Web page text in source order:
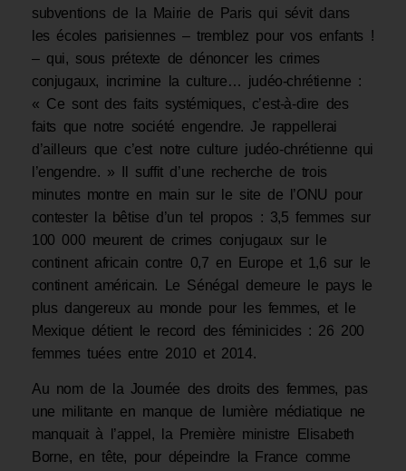
subventions de la Mairie de Paris qui sévit dans
les écoles parisiennes – tremblez pour vos enfants !
– qui, sous prétexte de dénoncer les crimes
conjugaux, incrimine la culture… judéo-chrétienne :
« Ce sont des faits systémiques, c’est-à-dire des
faits que notre société engendre. Je rappellerai
d’ailleurs que c’est notre culture judéo-chrétienne qui
l’engendre. » Il suffit d’une recherche de trois
minutes montre en main sur le site de l’ONU pour
contester la bêtise d’un tel propos : 3,5 femmes sur
100 000 meurent de crimes conjugaux sur le
continent africain contre 0,7 en Europe et 1,6 sur le
continent américain. Le Sénégal demeure le pays le
plus dangereux au monde pour les femmes, et le
Mexique détient le record des féminicides : 26 200
femmes tuées entre 2010 et 2014.
Au nom de la Journée des droits des femmes, pas
une militante en manque de lumière médiatique ne
manquait à l’appel, la Première ministre Elisabeth
Borne, en tête, pour dépeindre la France comme